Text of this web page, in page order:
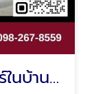
รับติดตั้งกั้นกระจกห้องแอร์ในบ้าน-กั้นห้องครัว